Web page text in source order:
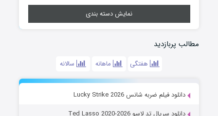
نمایش دسته بندی
مطالب پربازدید
هفتگی ماهانه سالانه
دانلود فیلم ضربه شانس Lucky Strike 2026